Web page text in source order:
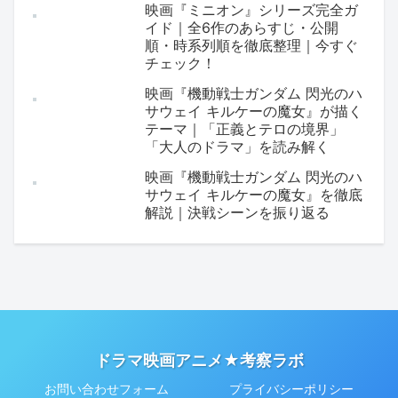
映画『ミニオン』シリーズ完全ガ
イド｜全6作のあらすじ・公開
順・時系列順を徹底整理｜今すぐ
チェック！
映画『機動戦士ガンダム 閃光のハ
サウェイ キルケーの魔女』が描く
テーマ｜「正義とテロの境界」
「大人のドラマ」を読み解く
映画『機動戦士ガンダム 閃光のハ
サウェイ キルケーの魔女』を徹底
解説｜決戦シーンを振り返る
ドラマ映画アニメ★考察ラボ
お問い合わせフォーム プライバシーポリシー